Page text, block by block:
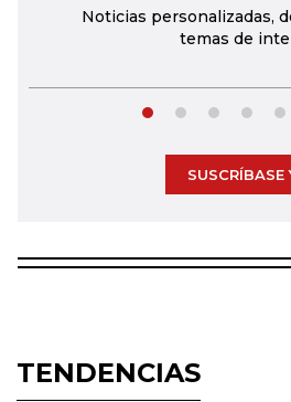
Noticias personalizadas,
temas de
SUSCRÍBASE
TENDENCIAS